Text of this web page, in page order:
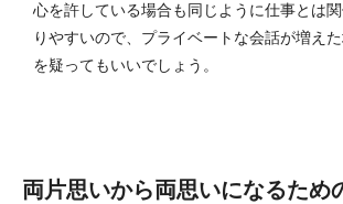
心を許している場合も同じように仕事とは
りやすいので、プライベートな会話が増え
を疑ってもいいでしょう。
両片思いから両思いになるため